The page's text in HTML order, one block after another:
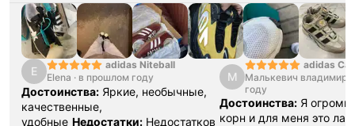
E
adidas Niteball
Elena · в прошлом году
Достоинства: Яркие, необычные,
качественные,
удобные Недостатки: Недостатков
М
adidas
Малькевич владимир
году
Достоинства: Я
корн и для меня это